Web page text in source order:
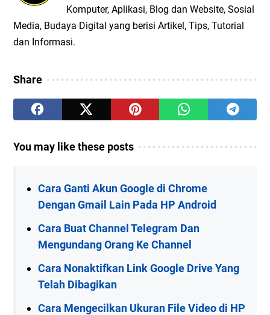
Komputer, Aplikasi, Blog dan Website, Sosial
Media, Budaya Digital yang berisi Artikel, Tips, Tutorial
dan Informasi.
Share
You may like these posts
Cara Ganti Akun Google di Chrome
Dengan Gmail Lain Pada HP Android
Cara Buat Channel Telegram Dan
Mengundang Orang Ke Channel
Cara Nonaktifkan Link Google Drive Yang
Telah Dibagikan
Cara Mengecilkan Ukuran File Video di HP